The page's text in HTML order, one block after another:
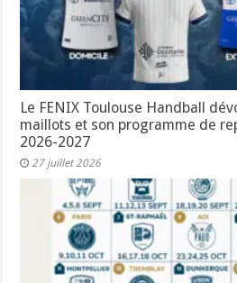
Le FENIX Toulouse Handball
maillots et son programme de
2026-2027
27 juillet 2026